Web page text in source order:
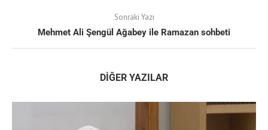
Sonraki Yazı
Mehmet Ali Şengül Ağabey ile Ramazan sohbeti
DIĞER YAZILAR